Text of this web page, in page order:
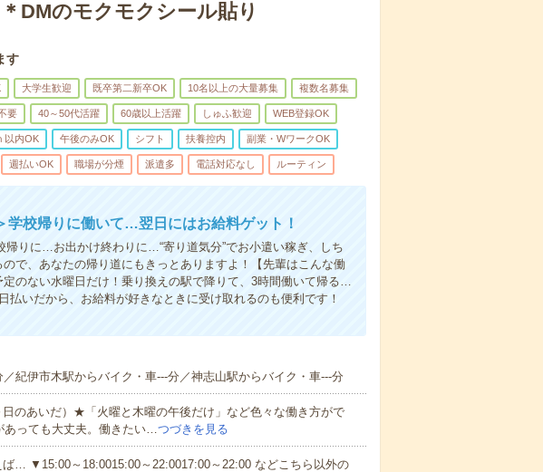
DMのモクモクシール貼り
す
大学生歓迎 既卒第二新卒OK 10名以上の大量募集 複数名募集
要 40～50代活躍 60歳以上活躍 しゅふ歓迎 WEB登録OK
以内OK 午後のみOK シフト 扶養控内 副業・WワークOK
週払いOK 職場が分煙 派遣多 電話対応なし ルーティン
学校帰りに働いて…翌日にはお給料ゲット！
帰りに…お出かけ終わりに…“寄り道気分”でお小遣い稼ぎ、しち
で、あなたの帰り道にもきっとありますよ！【先輩はこんな働
のない水曜日だけ！乗り換えの駅で降りて、3時間働いて帰る…
払いだから、お給料が好きなときに受け取れるのも便利です！
紀伊市木駅からバイク・車---分／神志山駅からバイク・車---分
のあいだ）★「火曜と木曜の午後だけ」など色々な働き方がで
っても大丈夫。働きたい…つづきを見る
… ▼15:00～18:0015:00～22:0017:00～22:00 などこちら以外の